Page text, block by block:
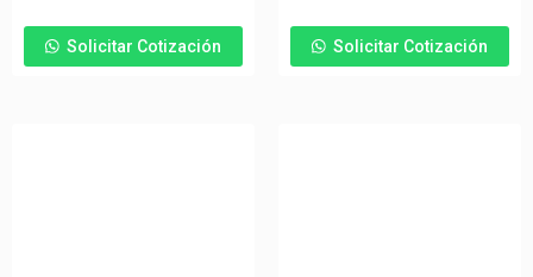
Solicitar Cotización Solicitar Cotización